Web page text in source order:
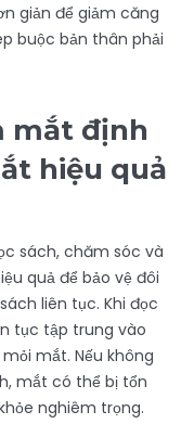
giản để giảm căng
buộc bản thân phải
mắt định
hiệu quả
sách, chăm sóc và
quả để bảo vệ đôi
liên tục. Khi đọc
tục tập trung vào
mắt. Nếu không
mắt có thể bị tổn
nghiêm trọng.